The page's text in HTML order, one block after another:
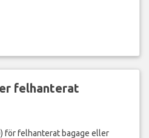
felhanterat
för felhanterat bagage eller